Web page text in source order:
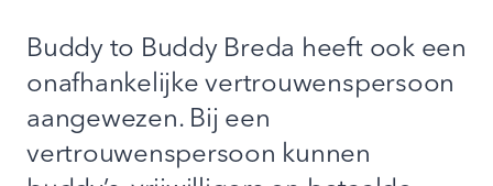
Buddy to Buddy Breda heeft ook een
onafhankelijke vertrouwenspersoon
aangewezen. Bij een
vertrouwenspersoon kunnen